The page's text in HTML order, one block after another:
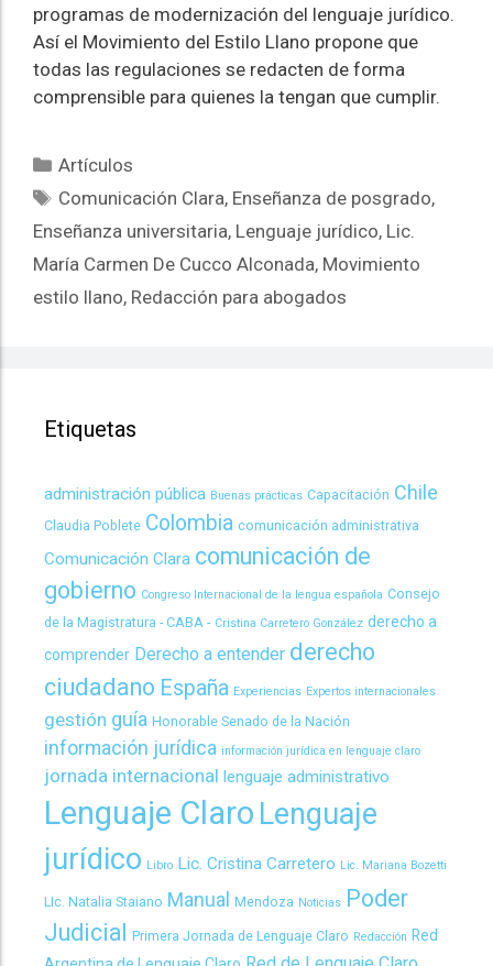
programas de modernización del lenguaje jurídico.
Así el Movimiento del Estilo Llano propone que
todas las regulaciones se redacten de forma
comprensible para quienes la tengan que cumplir.
Artículos
Comunicación Clara, Enseñanza de posgrado,
Enseñanza universitaria, Lenguaje jurídico, Lic.
María Carmen De Cucco Alconada, Movimiento
estilo llano, Redacción para abogados
Etiquetas
administración pública Buenas prácticas Capacitación Chile
Claudia Poblete Colombia comunicación administrativa
Comunicación Clara comunicación de
gobierno Congreso Internacional de la lengua española Consejo
de la Magistratura - CABA - Cristina Carretero González derecho a
comprender Derecho a entender derecho
ciudadano España Experiencias Expertos internacionales
gestión guía Honorable Senado de la Nación
información jurídica información jurídica en lenguaje claro
jornada internacional lenguaje administrativo
Lenguaje Claro Lenguaje
jurídico Libro Lic. Cristina Carretero Lic. Mariana Bozetti
LIc. Natalia Staiano Manual Mendoza Noticias Poder
Judicial Primera Jornada de Lenguaje Claro Redacción Red